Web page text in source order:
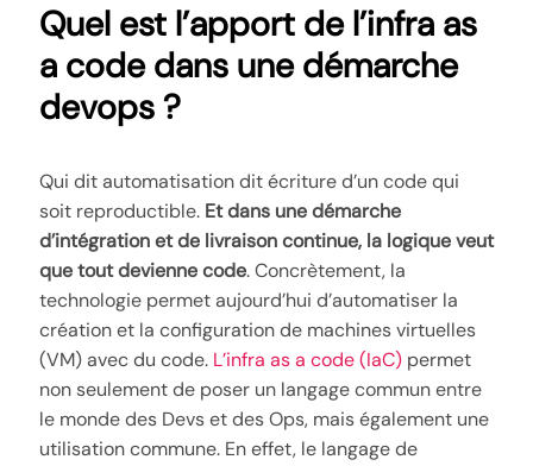
Quel est l’apport de l’infra as
a code dans une démarche
devops ?
Qui dit automatisation dit écriture d’un code qui
soit reproductible. Et dans une démarche
d’intégration et de livraison continue, la logique veut
que tout devienne code. Concrètement, la
technologie permet aujourd’hui d’automatiser la
création et la configuration de machines virtuelles
(VM) avec du code. L’infra as a code (IaC) permet
non seulement de poser un langage commun entre
le monde des Devs et des Ops, mais également une
utilisation commune. En effet, le langage de